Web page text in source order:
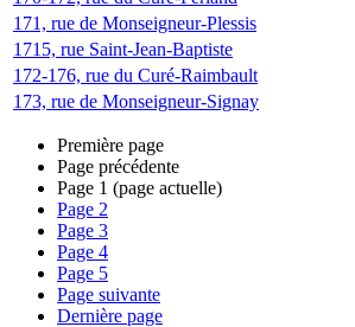
171, rue de Monseigneur-Plessis
1715, rue Saint-Jean-Baptiste
172-176, rue du Curé-Raimbault
173, rue de Monseigneur-Signay
Première page
Page précédente
Page 1 (page actuelle)
Page 2
Page 3
Page 4
Page 5
Page suivante
Dernière page